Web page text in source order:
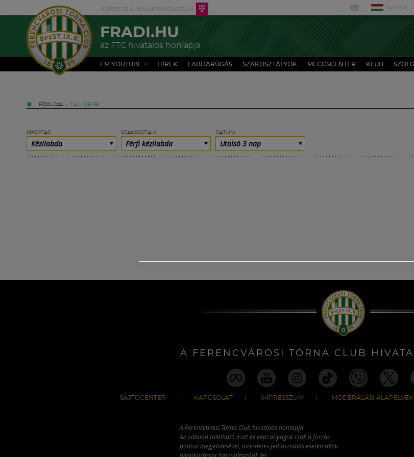
MAGYAR
FRADI.HU
az FTC hivatalos honlapja
FM YOUTUBE + HÍREK LABDARÚGÁS SZAKOSZTÁLYOK MECCSCENTER KLUB
FŐOLDAL » TAG: DERBI
SPORTÁG
Kézilabda
SZAKOSZTÁLY
Férfi kézilabda
DÁTUM
Utolsó 3 nap
A FERENCVÁROSI TORNA CLUB
SAJTÓCENTER KAPCSOLAT IMPRESSZUM MODERÁLÁSI ALAPELVEK
A Ferencvárosi Torna Club hivatalos honlapja
Az oldalon található írott és képi anyagok csak a forrás
pontos megjelölésével, internetes felhasználás esetén aktív
hivatkozással használhatóak fel.